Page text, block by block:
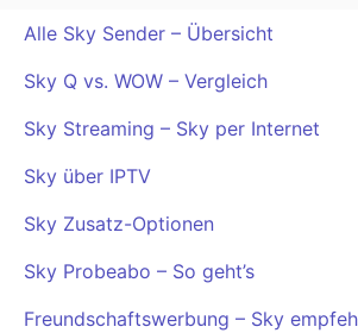
Alle Sky Sender – Übersicht
Sky Q vs. WOW – Vergleich
Sky Streaming – Sky per Internet
Sky über IPTV
Sky Zusatz-Optionen
Sky Probeabo – So geht’s
Freundschaftswerbung – Sky